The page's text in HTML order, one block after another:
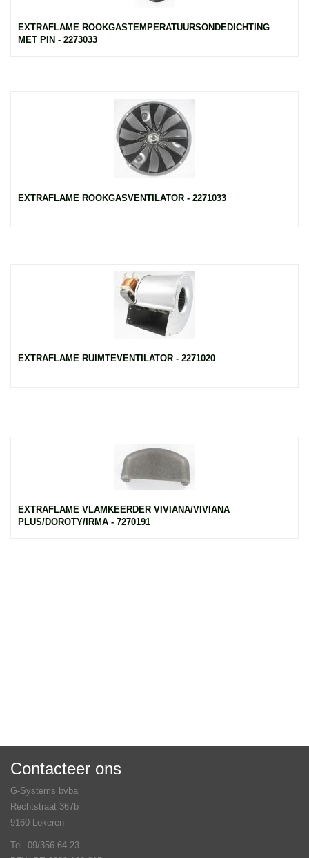
EXTRAFLAME ROOKGASTEMPERATUURSONDEDICHTING
MET PIN - 2273033
EXTRAFLAME ROOKGASVENTILATOR - 2271033
EXTRAFLAME RUIMTEVENTILATOR - 2271020
EXTRAFLAME VLAMKEERDER VIVIANA/VIVIANA
PLUS/DOROTY/IRMA - 7270191
Contacteer ons
G-Systems bvba
Rechtstraat 367b
9160 Lokeren
Tel. 09/356.64.23